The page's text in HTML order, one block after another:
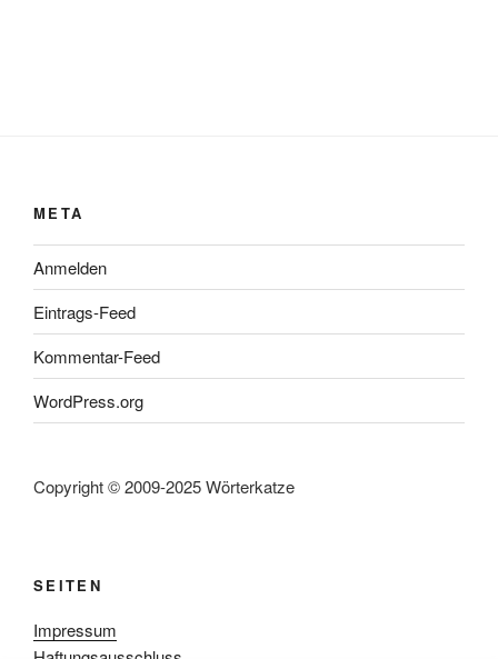
META
Anmelden
Eintrags-Feed
Kommentar-Feed
WordPress.org
Copyright © 2009-2025 Wörterkatze
SEITEN
Impressum